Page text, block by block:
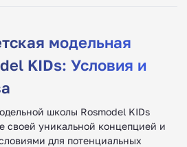
модельная
KIDs: Условия и
школы Rosmodel KIDs
своей уникальной концепцией и
для потенциальных